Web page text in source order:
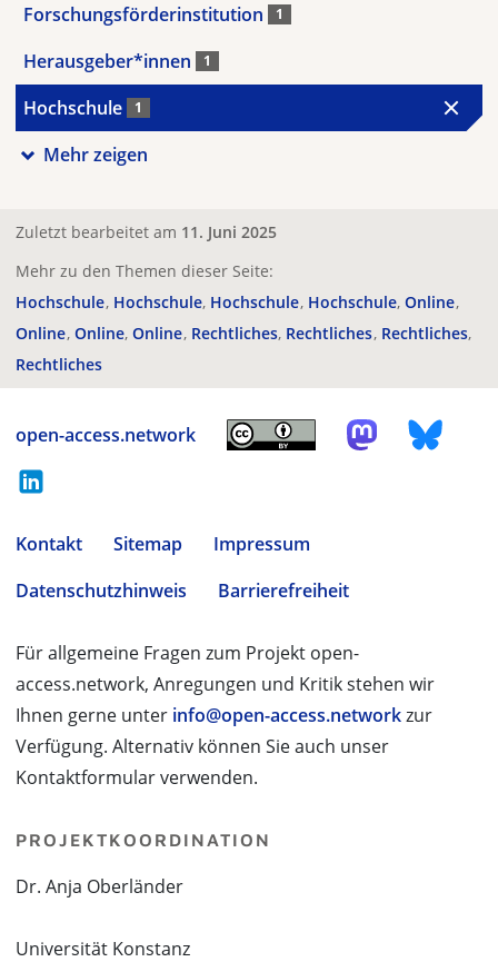
Forschungsförderinstitution 1
Herausgeber*innen 1
Hochschule 1
Mehr zeigen
Zuletzt bearbeitet am 11. Juni 2025
Mehr zu den Themen dieser Seite:
Hochschule Hochschule Hochschule Hochschule Online
Online Online Online Rechtliches Rechtliches Rechtliches
Rechtliches
open-access.network
Kontakt Sitemap
Impressum
Datenschutzhinweis
Barrierefreiheit
Für allgemeine Fragen zum Projekt open-
access.network, Anregungen und Kritik stehen wir
Ihnen gerne unter info@open-access.networkzur
Verfügung. Alternativ können Sie auch unser
Kontaktformular verwenden.
PROJEKTKOORDINATION
Dr. Anja Oberländer
Universität Konstanz